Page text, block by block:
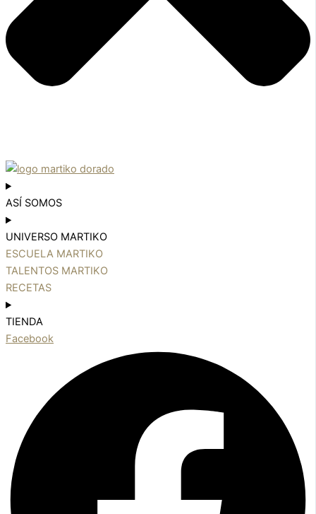
ASÍ SOMOS
UNIVERSO MARTIKO
ESCUELA MARTIKO
TALENTOS MARTIKO
RECETAS
TIENDA
Facebook